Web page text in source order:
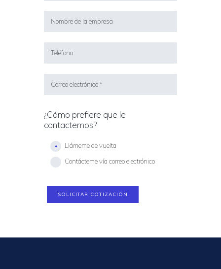
¿Cómo prefiere que le
contactemos?
Llámeme de vuelta
Contácteme vía correo electrónico